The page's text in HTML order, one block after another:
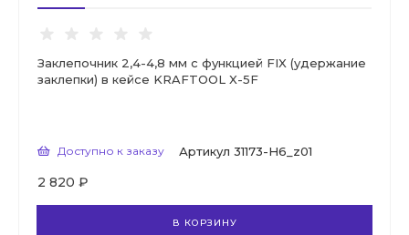
Заклепочник 2,4-4,8 мм с функцией FIX (удержание
заклепки) в кейсе KRAFTOOL X-5F
Доступно к заказу Артикул 31173-H6_z01
2 820 ₽
В КОРЗИНУ